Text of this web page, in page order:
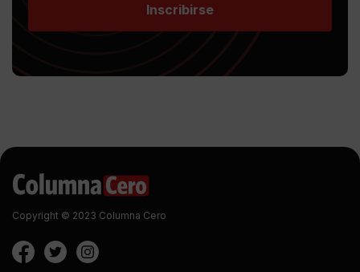
Inscribirse
Copyright © 2023 Columna Cero